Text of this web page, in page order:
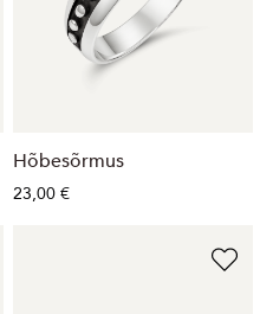
Hõbesõrmus
23,00 €